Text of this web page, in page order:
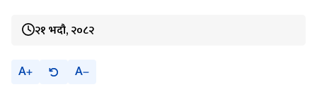
२१ भदौ, २०८२
A A